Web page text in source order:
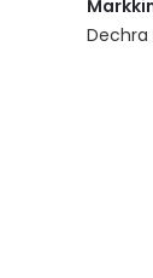
the
images
Dechra